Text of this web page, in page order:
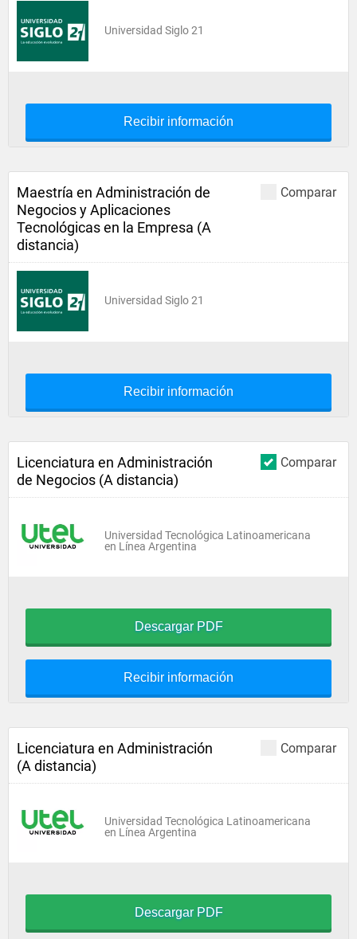
Universidad Siglo 21
Recibir información
Comparar
Maestría en Administración de
Negocios y Aplicaciones
Tecnológicas en la Empresa (A
distancia)
Universidad Siglo 21
Recibir información
Comparar
Licenciatura en Administración
de Negocios (A distancia)
Universidad Tecnológica Latinoamericana
en Línea Argentina
Descargar PDF
Recibir información
Comparar
Licenciatura en Administración
(A distancia)
Universidad Tecnológica Latinoamericana
en Línea Argentina
Descargar PDF